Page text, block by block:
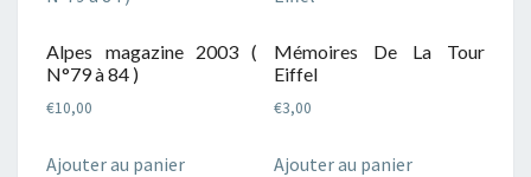
Alpes magazine 2003 (
N°79 à 84 )
€10,00
Ajouter au panier
Mémoires De La Tour
Eiffel
€3,00
Ajouter au panier